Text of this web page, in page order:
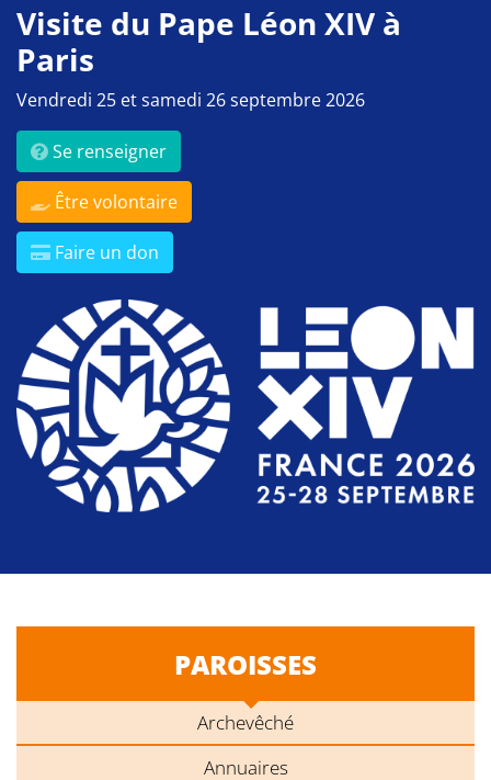
Visite du Pape Léon XIV à
Paris
Vendredi 25 et samedi 26 septembre 2026
Se renseigner
Être volontaire
Faire un don
PAROISSES
Archevêché
Annuaires